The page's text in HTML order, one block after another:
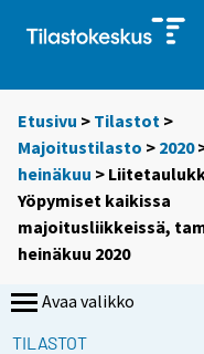
Etusivu > Tilastot >
Majoitustilasto > 2020
heinäkuu >
Yöpymiset kaikissa
majoitusliikkeissä,
heinäkuu 2020
Avaa valikko
TILASTOT